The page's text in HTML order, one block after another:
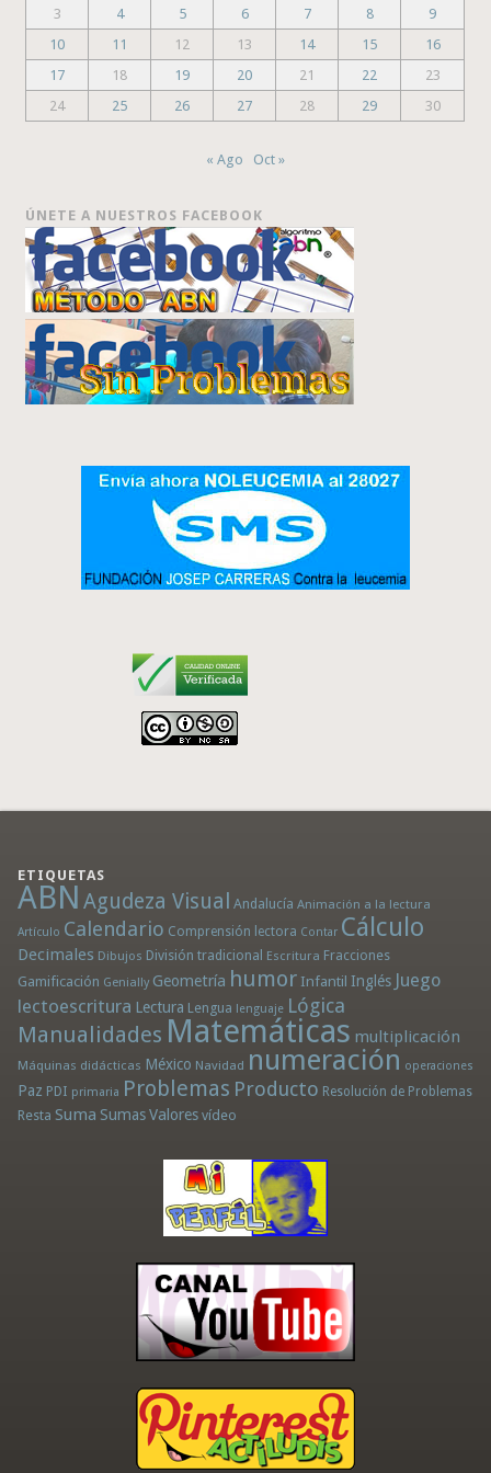
3
4 5 6 7 8
9
10
11 12 13 14 15
16
17
18 19 20 21 22
23
24
25 26 27 28 29 30
« Ago Oct »
ÚNETE A NUESTROS FACEBOOK
ETIQUETAS
ABN Agudeza Visual Andalucía Animación a la lectura
Artículo Calendario Comprensión lectora Contar Cálculo
Decimales Dibujos División tradicional Escritura Fracciones
Gamificación Genially Geometría humor Infantil Inglés Juego
lectoescritura Lectura Lengua lenguaje Lógica
Manualidades Matemáticas multiplicación
Máquinas didácticas México Navidad numeración operaciones
Paz PDI primaria Problemas Producto Resolución de Problemas
Resta Suma Sumas Valores vídeo